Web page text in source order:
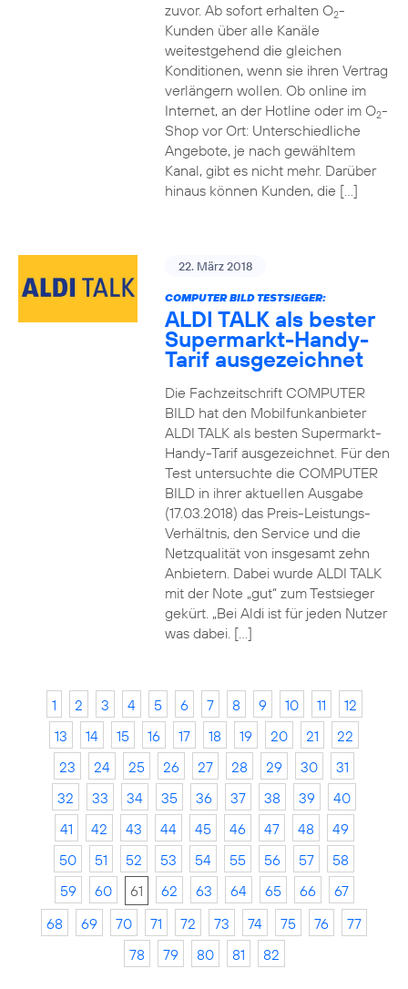
zuvor. Ab sofort erhalten O2-
Kunden über alle Kanäle
weitestgehend die gleichen
Konditionen, wenn sie ihren Vertrag
verlängern wollen. Ob online im
Internet, an der Hotline oder im O2-
Shop vor Ort: Unterschiedliche
Angebote, je nach gewähltem
Kanal, gibt es nicht mehr. Darüber
hinaus können Kunden, die […]
22. März 2018
COMPUTER BILD TESTSIEGER:
ALDI TALK als bester
Supermarkt-Handy-
Tarif ausgezeichnet
Die Fachzeitschrift COMPUTER
BILD hat den Mobilfunkanbieter
ALDI TALK als besten Supermarkt-
Handy-Tarif ausgezeichnet. Für den
Test untersuchte die COMPUTER
BILD in ihrer aktuellen Ausgabe
(17.03.2018) das Preis-Leistungs-
Verhältnis, den Service und die
Netzqualität von insgesamt zehn
Anbietern. Dabei wurde ALDI TALK
mit der Note „gut“ zum Testsieger
gekürt. „Bei Aldi ist für jeden Nutzer
was dabei. […]
1 2 3 4 5 6 7 8 9 10 11
12
13
14 15 16 17 18 19 20 21
22
23
24 25 26 27 28 29 30
31
32
33 34 35 36 37 38 39
40
41
42 43 44 45 46 47 48
49
50
51 52 53 54 55 56 57
58
59
60 61 62 63 64 65 66
67
68
69 70 71 72 73 74 75 76
77
78
79 80 81 82